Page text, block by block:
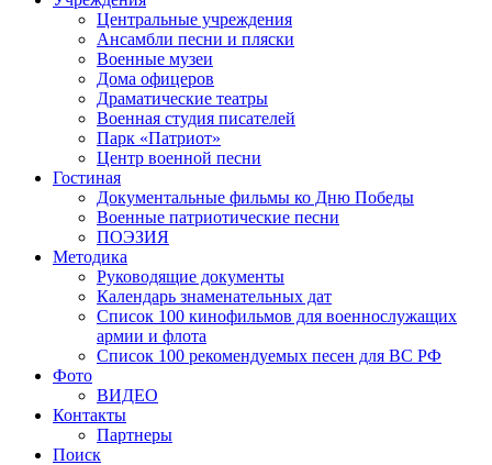
Центральные учреждения
Ансамбли песни и пляски
Военные музеи
Дома офицеров
Драматические театры
Военная студия писателей
Парк «Патриот»
Центр военной песни
Гостиная
Документальные фильмы ко Дню Победы
Военные патриотические песни
ПОЭЗИЯ
Методика
Руководящие документы
Календарь знаменательных дат
Список 100 кинофильмов для военнослужащих
армии и флота
Список 100 рекомендуемых песен для ВС РФ
Фото
ВИДЕО
Контакты
Партнеры
Поиск